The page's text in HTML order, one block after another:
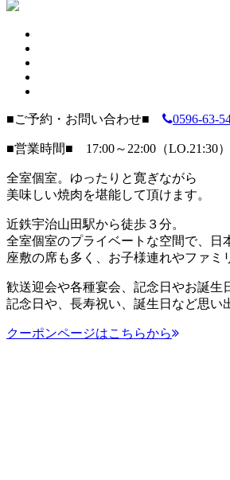
■ご予約・お問い合わせ■ 0596-63-
■営業時間■ 17:00～22:00（LO.21:30）
全室個室。ゆったりと寛ぎながら
美味しい焼肉を堪能して頂けます。
近鉄宇治山田駅から徒歩３分。
全室個室のプライベートな空間で、日
座敷の席も多く、お子様連れやファミ
歓送迎会や各種宴会、記念日やお誕生
記念日や、長寿祝い、誕生日など思い
クーポンページはこちらから